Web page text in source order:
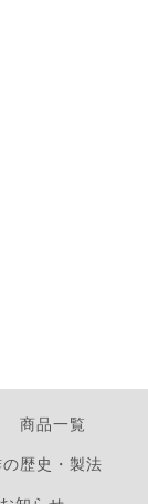
商品一覧
歴史・製法